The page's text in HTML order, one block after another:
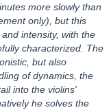
more slowly than
only), but this
intensity, with the
characterized. The
but also
of dynamics, the
into the violins'
he solves the